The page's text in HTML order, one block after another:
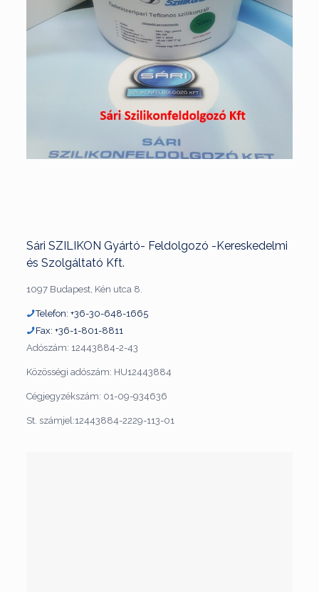
Sári SZILIKON Gyártó- Feldolgozó -Kereskedelmi
és Szolgáltató Kft.
1097 Budapest, Kén utca 8.
Telefon: +36-30-648-1665
Fax: +36-1-801-8811
Adószám: 12443884-2-43
Közösségi adószám: HU12443884
Cégjegyzékszám: 01-09-934636
St. számjel:12443884-2229-113-01